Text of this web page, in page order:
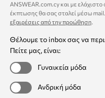
ANSWEAR.com.cy και με
έκπτωσης θα σας σταλεί μέσω
εξαιρέσεις από την προώθηση.
Θέλουμε το inbox σας να
Πείτε μας, είναι:
Γυναικεία μόδα
Ανδρική μόδα